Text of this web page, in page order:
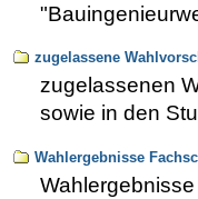
zugelassene
zugelassenen
sowie in den
Wahlergebnisse